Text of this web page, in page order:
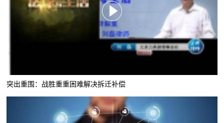
突出重围：战胜重重困难解决拆迁补偿